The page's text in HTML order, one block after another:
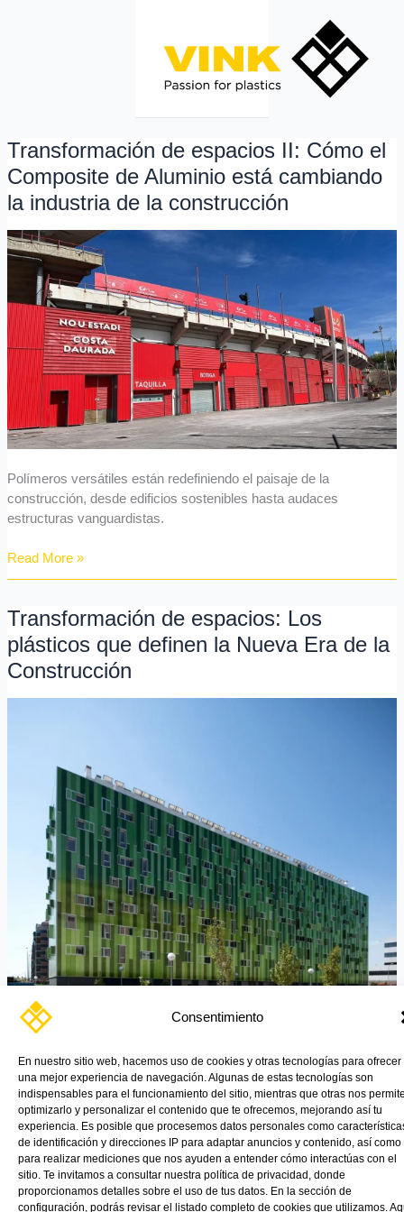
Consentimiento
En nuestro sitio web, hacemos uso de cookies y otras tecnologías para ofrecer
una mejor experiencia de navegación. Algunas de estas tecnologías son
indispensables para el funcionamiento del sitio, mientras que otras nos
optimizarlo y personalizar el contenido que te ofrecemos, mejorando así tu
experiencia. Es posible que procesemos datos personales como
de identificación y direcciones IP para adaptar anuncios y contenido, así como
para realizar mediciones que nos ayuden a entender cómo interactúas con el
sitio. Te invitamos a consultar nuestra política de privacidad, donde
proporcionamos detalles sobre el uso de tus datos. En la sección de
configuración, podrás revisar el listado completo de cookies que utilizamos.
Transformación de espacios II: Cómo el
Composite de Aluminio está cambiando
la industria de la construcción
Polímeros versátiles están redefiniendo el paisaje de la
construcción, desde edificios sostenibles hasta audaces
estructuras vanguardistas.
Transformación
de
espacios
II:
Cómo
el
Composite
Aluminio
está
cambiando
industria
de
la
construcción
Read More »
Transformación de espacios: Los
plásticos que definen la Nueva Era de la
Construcción
Polímeros versátiles están redefiniendo el paisaje de la
construcción, desde edificios sostenibles hasta audaces
estructuras vanguardistas.
Transformación
de
espacios:
Los
Construcción